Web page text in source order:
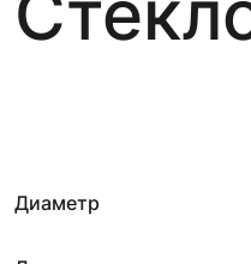
Диаметр